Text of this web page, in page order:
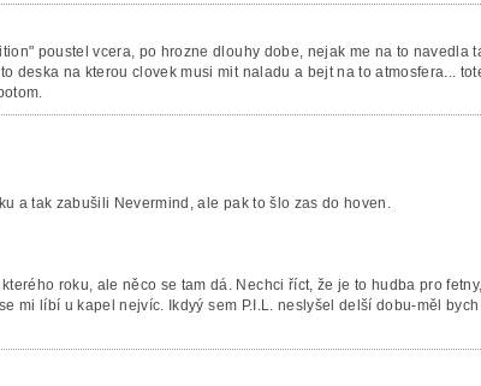
poustel vcera, po hrozne dlouhy dobe, nejak me na to navedla
deska na kterou clovek musi mit naladu a bejt na to atmosfera...
a tak zabušili Nevermind, ale pak to šlo zas do hoven.
roku, ale něco se tam dá. Nechci říct, že je to hudba pro
mi líbí u kapel nejvíc. Ikdyý sem P.I.L. neslyšel delší dobu-měl